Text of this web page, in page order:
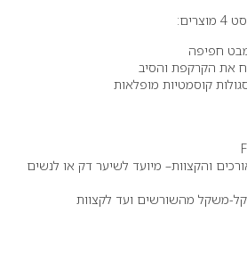
את הקרקפת והסיב
קוסמטיות מופלאות
והקצוות– מיועד לשיער דק או לנשים
משקל מהשורשים ועד לקצוות